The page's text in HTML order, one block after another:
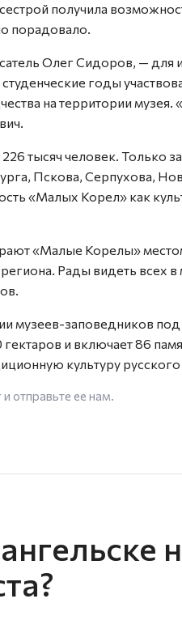
получила
порадовало.
Олег Сидоров, — для
годы
на территории
тысяч человек. Только
Пскова, Серпухова,
«Малых Корел» как
«Малые Корелы»
Рады видеть всех в
музеев-заповедников
и включает 86
культуру
и отправьте ее нам.